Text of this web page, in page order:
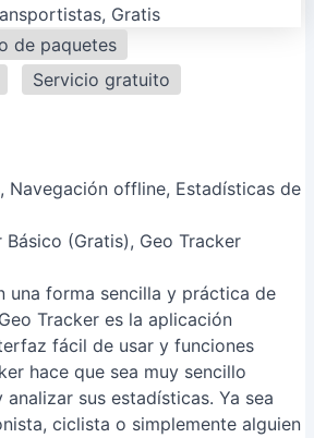
de paquetes
Servicio gratuito
Navegación offline, Estadísticas de
Básico (Gratis), Geo Tracker
una forma sencilla y práctica de
Tracker es la aplicación
fácil de usar y funciones
hace que sea muy sencillo
sus estadísticas. Ya sea
ciclista o simplemente alguien